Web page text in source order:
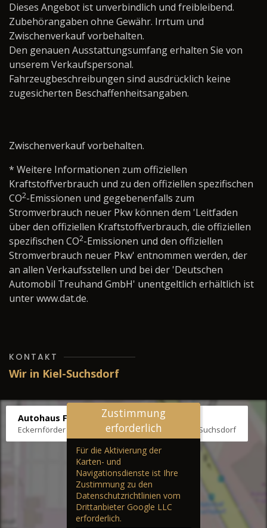
Dieses Angebot ist unverbindlich und freibleibend.
Zubehörangaben ohne Gewähr. Irrtum und
Zwischenverkauf vorbehalten.
Den genauen Ausstattungsumfang erhalten Sie von
unserem Verkaufspersonal.
Fahrzeugbeschreibungen sind ausdrücklich keine
zugesicherten Beschaffenheitsangaben.
Zwischenverkauf vorbehalten.
* Weitere Informationen zum offiziellen
Kraftstoffverbrauch und zu den offiziellen spezifischen
CO2-Emissionen und gegebenenfalls zum
Stromverbrauch neuer Pkw können dem 'Leitfaden
über den offiziellen Kraftstoffverbrauch, die offiziellen
spezifischen CO2-Emissionen und den offiziellen
Stromverbrauch neuer Pkw' entnommen werden, der
an allen Verkaufsstellen und bei der 'Deutschen
Automobil Treuhand GmbH' unentgeltlich erhältlich ist
unter www.dat.de.
KONTAKT
Wir in Kiel-Suchsdorf
Autohaus Fräter
Eckernförder Str. /Klausbrooker Weg 1, 24107 Kiel-Suchsdorf
Zustimmung
erforderlich
Für die Aktivierung der
Karten- und
Navigationsdienste ist Ihre
Zustimmung zu den
Datenschutzrichtlinien vom
Drittanbieter Google LLC
erforderlich.